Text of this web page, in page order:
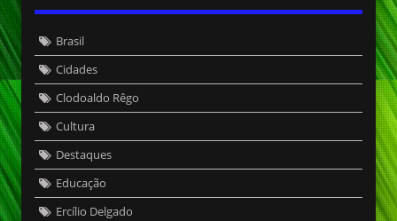
Brasil
Cidades
Clodoaldo Rêgo
Cultura
Destaques
Educação
Ercílio Delgado